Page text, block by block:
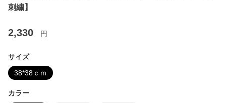
刺繍】
2,330 円
サイズ
38*38ｃｍ
カラー